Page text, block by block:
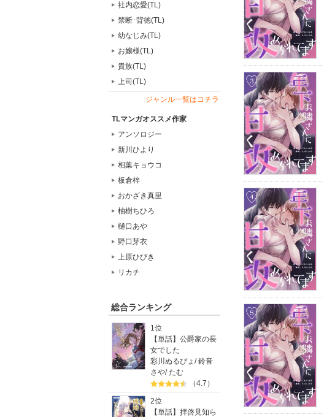
社内恋愛(TL)
禁断･背徳(TL)
幼なじみ(TL)
お嬢様(TL)
貴族(TL)
上司(TL)
ジャンル一覧はコチラ
TLマンガオススメ作家
アンソロジー
新川ひより
相葉キョウコ
板倉梓
おかざき真里
柚樹ちひろ
樋口あや
野口芽衣
上原ひびき
リカチ
総合ランキング
1位
【単話】公爵家の長
女でした
彩川ぬるぴょ /鈴音
さや/たむ
（4.7）
2位
【単話】拝啓見知ら